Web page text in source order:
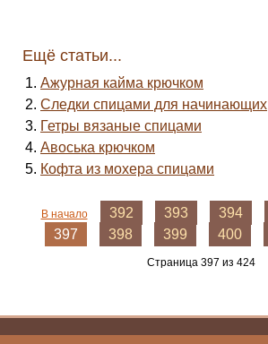
Ещё статьи...
Ажурная кайма крючком
Следки спицами для начинающих
Гетры вязаные спицами
Авоська крючком
Кофта из мохера спицами
В начало 392 393 394
397
398 399 400
Страница 397 из 424